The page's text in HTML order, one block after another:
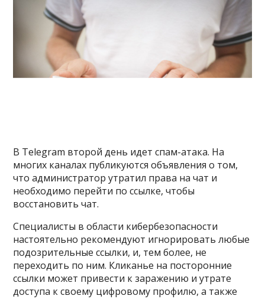
В Telegram второй день идет спам-атака. На
многих каналах публикуются объявления о том,
что администратор утратил права на чат и
необходимо перейти по ссылке, чтобы
восстановить чат.
Специалисты в области кибербезопасности
настоятельно рекомендуют игнорировать любые
подозрительные ссылки, и, тем более, не
переходить по ним. Кликанье на посторонние
ссылки может привести к заражению и утрате
доступа к своему цифровому профилю, а также